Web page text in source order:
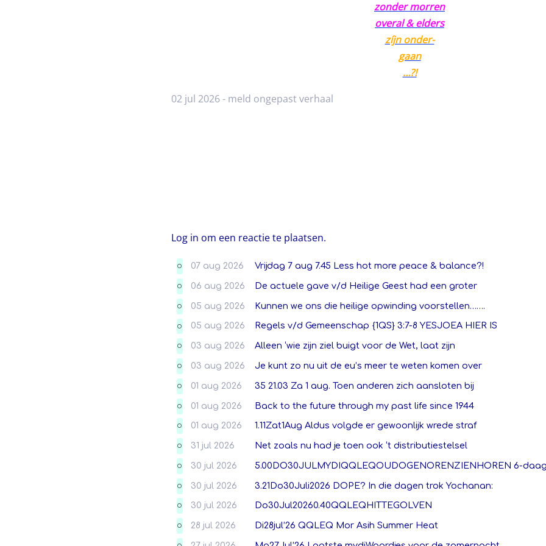
zonder morren
overal & elders
zíjn onder-
gaan
…?!
02 jul 2026 - meld ongepast verhaal
Log in om een reactie te plaatsen.
O 07 aug 2026 Vrijdag 7 aug 7.45 Less hot more peace & balance?!
O 06 aug 2026 De actuele gave v/d Heilige Geest had een groter
O 05 aug 2026 Kunnen we ons die heilige opwinding voorstellen…….
O 05 aug 2026 Regels v/d Gemeenschap {1QS} 3:7-8 YESJOEA HIER IS
O 03 aug 2026 Alleen ‘wie zijn ziel buigt voor de Wet, laat zijn
O 03 aug 2026 Je kunt zo nu uit de eu’s meer te weten komen over
O 01 aug 2026 35 21.03 Za 1 aug. Toen anderen zich aansloten bij
O 01 aug 2026 Back to the future through my past life since 1944
O 01 aug 2026 1.11Zat1Aug Aldus volgde er gewoonlijk wrede straf
O 31 jul 2026 Net zoals nu had je toen ook ‘t distributiestelsel
O 30 jul 2026 5.00DO30JULMYDIQQLEQOUDOGENORENZIENHOREN 6-
O 30 jul 2026 3.21Do30Juli2026 DOPE? In die dagen trok Yochanan:
O 30 jul 2026 Do30Jul20260.40QQLEQHITTEGOLVEN
O 28 jul 2026 Di28jul’26 QQLEQ Mor Asih Summer Heat